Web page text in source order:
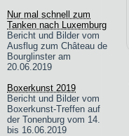
Nur mal schnell zum
Tanken nach Luxemburg
Bericht und Bilder vom
Ausflug zum Château de
Bourglinster am
20.06.2019
Boxerkunst 2019
Bericht und Bilder vom
Boxerkunst-Treffen auf
der Tonenburg vom 14.
bis 16.06.2019